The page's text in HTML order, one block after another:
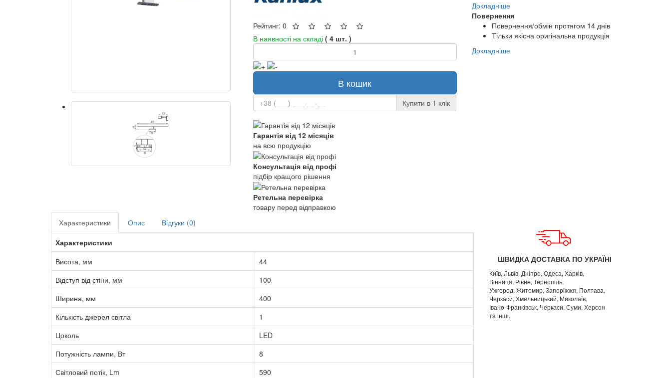
Рейтинг: 0
В наявності на складі ( 4 шт. )
В кошик
Купити в 1 клiк
Докладніше
Повернення
Повернення/обмін протягом 14 днів
Тільки якісна оригінальна продукція
Докладніше
Гарантія від 12 місяців
на всю продукцію
Консультація від профі
підбір кращого рішення
Ретельна перевірка
товару перед відправкою
Характеристики
Опис
Відгуки (0)
Характеристики
Висота, мм
44
Відступ від стіни, мм
100
Ширина, мм
400
Кількість джерел світла
1
Цоколь
LED
Потужність лампи, Вт
8
Світловий потік, Lm
590
ШВИДКА ДОСТАВКА ПО УКРАЇНІ
Київ, Львів, Дніпро, Одеса, Харків,
Вінниця, Рівне, Тернопіль,
Ужгород, Житомир, Запоріжжя, Полтава,
Черкаси, Хмельницький, Миколаїв,
Івано-Франківськ, Черкаси, Суми, Херсон
та інші.